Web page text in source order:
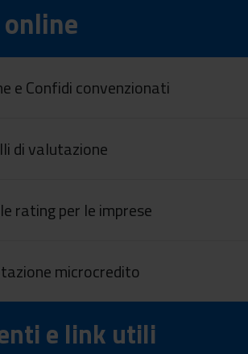
e Confidi convenzionati
di valutazione
rating per le imprese
microcredito
e link utili